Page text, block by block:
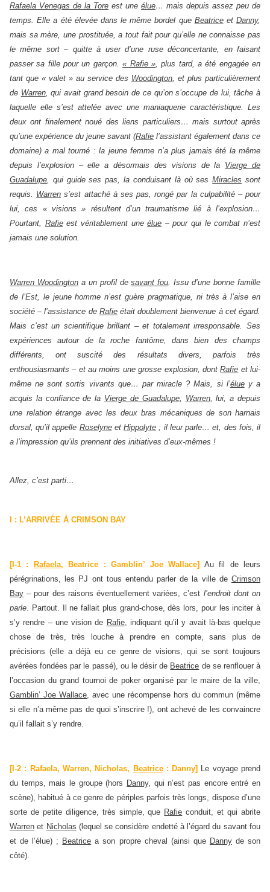
Rafaela Venegas de la Tore est une élue… mais depuis assez peu de
temps. Elle a été élevée dans le même bordel que BeatriceetDanny,
mais sa mère, une prostituée, a tout fait pour qu’elle ne connaisse pas
le même sort – quitte à user d’une ruse déconcertante, en faisant
passer sa fille pour un garçon.« Rafie », plus tard, a été engagée en
tant que « valet » au service des Woodington , et plus particulièrement
de Warren, qui avait grand besoin de ce qu’on s’occupe de lui, tâche à
laquelle elle s’est attelée avec une maniaquerie caractéristique. Les
deux ont finalement noué des liens particuliers… mais surtout après
qu’une expérience du jeune savant (Rafie l’assistant également dans ce
domaine) a mal tourné : la jeune femme n’a plus jamais été la même
depuis l’explosion – elle a désormais des visions de la Vierge de
Guadalupe , qui guide ses pas, la conduisant là où sesMiracles sont
requis. Warren s’est attaché à ses pas, rongé par la culpabilité – pour
lui, ces « visions » résultent d’un traumatisme lié à l’explosion…
Pourtant, Rafieest véritablement uneélue – pour qui le combat n’est
jamais une solution.
Warren Woodingtona un profil desavant fou. Issu d’une bonne famille
de l’Est, le jeune homme n’est guère pragmatique, ni très à l’aise en
société – l’assistance de Rafieétait doublement bienvenue à cet égard.
Mais c’est un scientifique brillant – et totalement irresponsable. Ses
expériences autour de la roche fantôme, dans bien des champs
différents, ont suscité des résultats divers, parfois très
enthousiasmants – et au moins une grosse explosion, dontRafie et lui-
même ne sont sortis vivants que… par miracle ? Mais, si l’éluey a
acquis la confiance de la Vierge de Guadalupe, Warren, lui, a depuis
une relation étrange avec les deux bras mécaniques de son harnais
dorsal, qu’il appelle RoselyneetHippolyte ; il leur parle… et, des fois, il
a l’impression qu’ils prennent des initiatives d’eux-mêmes !
Allez, c’est parti…
I : L’ARRIVÉE À CRIMSON BAY
[I-1 : Rafaela, Beatrice : Gamblin’ Joe Wallace]
Au fil de leurs
pérégrinations, les PJ ont tous entendu parler de la ville de Crimson
Bay – pour des raisons éventuellement variées, c’est l’endroit dont on
parle . Partout. Il ne fallait plus grand-chose, dès lors, pour les inciter à
s’y rendre – une vision de Rafie, indiquant qu’il y avait là-bas quelque
chose de très, très louche à prendre en compte, sans plus de
précisions (elle a déjà eu ce genre de visions, qui se sont toujours
avérées fondées par le passé), ou le désir de Beatrice de se renflouer à
l’occasion du grand tournoi de poker organisé par le maire de la ville,
Gamblin’ Joe Wallace , avec une récompense hors du commun (même
si elle n’a même pas de quoi s’inscrire !), ont achevé de les convaincre
qu’il fallait s’y rendre.
[I-2 : Rafaela, Warren, Nicholas, Beatrice: Danny] Le voyage prend
du temps, mais le groupe (hors Danny, qui n’est pas encore entré en
scène), habitué à ce genre de périples parfois très longs, dispose d’une
sorte de petite diligence, très simple, que Rafie conduit, et qui abrite
Warren et Nicholas (lequel se considère endetté à l’égard du savant fou
et de l’élue) ; Beatrice a son propre cheval (ainsi que Dannyde son
côté).